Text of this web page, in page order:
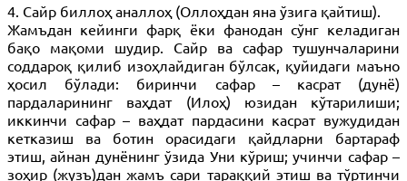
4. Сайр биллоҳ аналлоҳ (Оллоҳдан яна ўзига қайтиш).
Жамъдан кейинги фарқ ёки фанодан сўнг келадиган
бақо мақоми шудир. Сайр ва сафар тушунчаларини
соддароқ қилиб изоҳлайдиган бўлсак, қуйидаги маъно
ҳосил бўлади: биринчи сафар – касрат (дунё)
пардаларининг ваҳдат (Илоҳ) юзидан кўтарилиши;
иккинчи сафар – ваҳдат пардасини касрат вужудидан
кетказиш ва ботин орасидаги қайдларни бартараф
этиш, айнан дунёнинг ўзида Уни кўриш; учинчи сафар –
зоҳир (жузъ)дан жамъ сари тараққий этиш ва тўртинчи